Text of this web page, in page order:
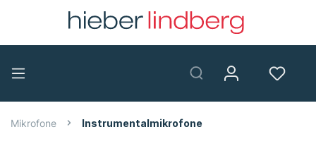
Mikrofone Instrumentalmikrofone